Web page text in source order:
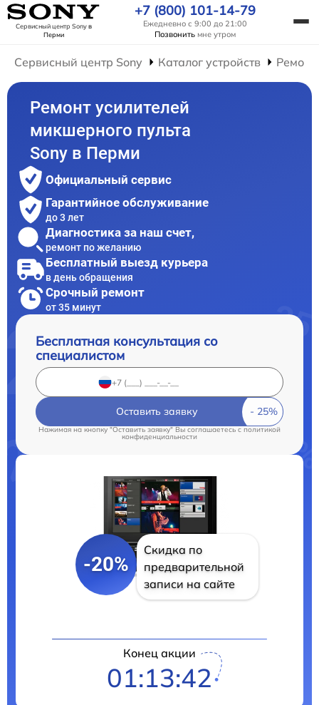
Сервисный центр Sonyв
Перми
+7 (800) 101-14-79
Ежедневно с 9:00 до 21:00
Позвонить мне утром
Сервисный центр Sony Каталог устройств
Ремонт усилителей
микшерного пульта
Sony в Перми
Официальный сервис
Гарантийное обслуживание
до 3 лет
Диагностика за наш счет,
ремонт по желанию
Бесплатный выезд курьера
в день обращения
Срочный ремонт
от 35 минут
Бесплатная консультация со
специалистом
Оставить заявку
Нажимая на кнопку "Оставить заявку" Вы соглашаетесь cполитикой
конфиденциальности
-20%
Скидка по
предварительной
записи на сайте
Конец акции
01:13:41